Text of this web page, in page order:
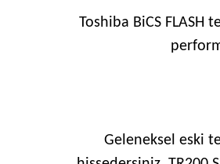
Toshiba BiCS FLASH
Geleneksel eski